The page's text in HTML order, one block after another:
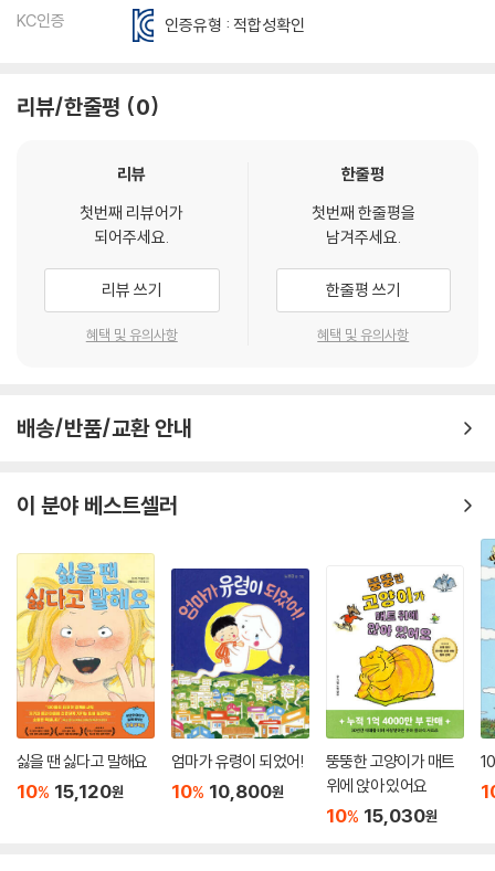
KC인증
인증유형 : 적합성확인
리뷰/한줄평 0
리뷰
첫번째 리뷰어가
되어주세요.
리뷰 쓰기
혜택 및 유의사항
한줄평
첫번째 한줄평을
남겨주세요.
한줄평 쓰기
혜택 및 유의사항
배송/반품/교환 안내
이 분야 베스트셀러
싫을 땐 싫다고 말해요
10% 15,120원
엄마가 유령이 되었어!
10% 10,800원
뚱뚱한 고양이가 매트
위에 앉아 있어요
10% 15,030원